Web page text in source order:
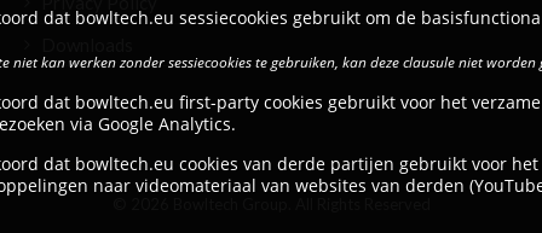
dat bowltech.eu sessiecookies gebruikt om de
niet kan werken zonder sessiecookies te gebruiken, kan deze clausule niet worden
dat bowltech.eu first-party cookies gebruikt voor het
via Google Analytics.
dat bowltech.eu cookies van derde partijen gebruikt voor
naar videomateriaal van websites van derden